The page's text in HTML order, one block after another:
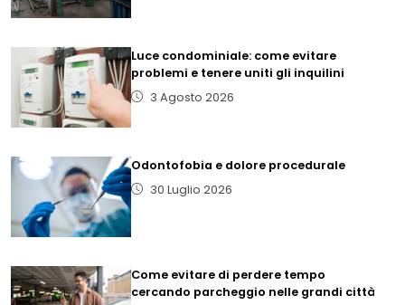
Luce condominiale: come evitare
problemi e tenere uniti gli inquilini
3 Agosto 2026
Odontofobia e dolore procedurale
30 Luglio 2026
Come evitare di perdere tempo
cercando parcheggio nelle grandi città